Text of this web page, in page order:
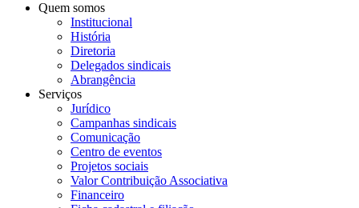
Quem somos
Institucional
História
Diretoria
Delegados sindicais
Abrangência
Serviços
Jurídico
Campanhas sindicais
Comunicação
Centro de eventos
Projetos sociais
Valor Contribuição Associativa
Financeiro